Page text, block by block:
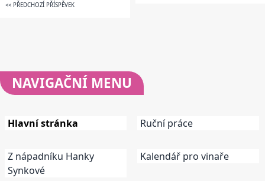
<< PŘEDCHOZÍ PŘÍSPĚVEK
NAVIGAČNÍ MENU
Hlavní stránka
Z nápadníku Hanky
Synkové
Ruční práce
Kalendář pro vinaře